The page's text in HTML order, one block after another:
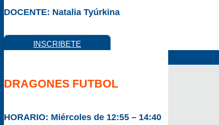
DOCENTE: Natalia Tyúrkina
INSCRIBETE
DRAGONES FUTBOL
HORARIO: Miércoles de 12:55 – 14:40